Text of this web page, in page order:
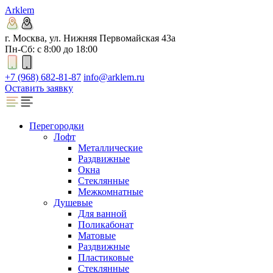
Arklem
г. Москва, ул. Нижняя Первомайская 43а
Пн-Сб: с 8:00 до 18:00
+7 (968) 682-81-87 info@arklem.ru
Оставить заявку
Перегородки
Лофт
Металлические
Раздвижные
Окна
Стеклянные
Межкомнатные
Душевые
Для ванной
Поликабонат
Матовые
Раздвижные
Пластиковые
Стеклянные